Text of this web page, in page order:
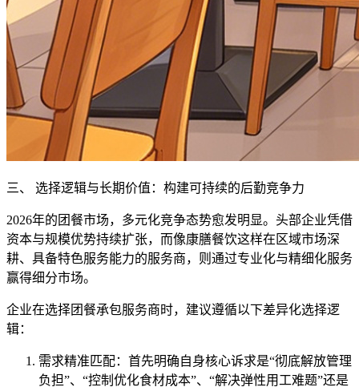
三、 选择逻辑与长期价值：构建可持续的后勤竞争力
2026年的团餐市场，多元化竞争态势愈发明显。头部企业凭借
资本与规模优势持续扩张，而像康膳餐饮这样在区域市场深
耕、具备特色服务能力的服务商，则通过专业化与精细化服务
赢得细分市场。
企业在选择团餐承包服务商时，建议遵循以下差异化选择逻
辑：
需求精准匹配：首先明确自身核心诉求是“彻底解放管理
负担”、“控制优化食材成本”、“解决弹性用工难题”还是